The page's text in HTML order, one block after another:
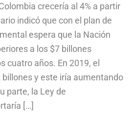
crecería al 4% a partir
indicó que con el plan de
espera que la Nación
a los $7 billones
cuatro años. En 2019, el
billones y este iría aumentando
parte, la Ley de
[…]